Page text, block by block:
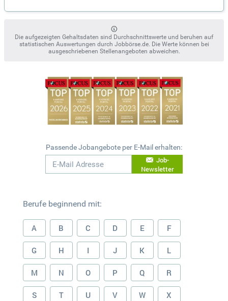
Die aufgezeigten Gehaltsdaten sind Durchschnittswerte und beruhen auf
statistischen Auswertungen durch Jobbörse.de. Die Werte können bei
ausgeschriebenen Stellenangeboten abweichen.
Passende Jobangebote per E-Mail erhalten:
Job-
Newsletter
Berufe beginnend mit:
A B C D E F
G H I J K L
M N O P Q R
S T U V W X